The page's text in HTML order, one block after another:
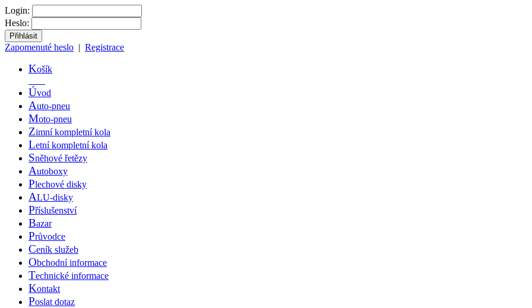
Login:
Heslo:
Zapomenuté heslo | Registrace
Košík
Úvod
Auto-pneu
Moto-pneu
Zimní kompletní kola
Letní kompletní kola
Sněhové řetězy
Autoboxy
Plechové disky
ALU-disky
Příslušenství
Bazar
Průvodce
Ceník služeb
Obchodní informace
Technické informace
Kontakt
Poslat dotaz